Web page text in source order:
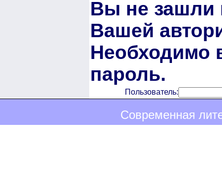
Вы не зашли
Вашей
Необходимо
пароль.
Пользователь:
Современная